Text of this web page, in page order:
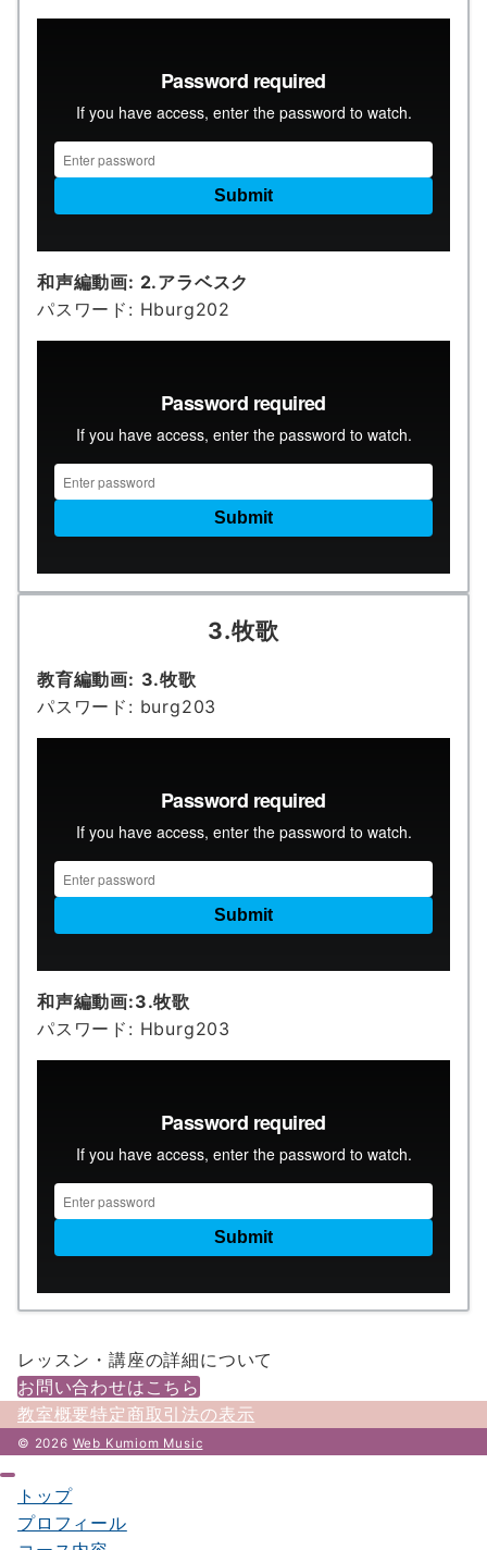
和声編動画: 2.アラベスク
パスワード: Hburg202
3.牧歌
教育編動画: 3.牧歌
パスワード: burg203
和声編動画:3.牧歌
パスワード: Hburg203
レッスン・講座の詳細について
お問い合わせはこちら
教室概要特定商取引法の表示
© 2026 Web Kumiom Music
トップ
プロフィール